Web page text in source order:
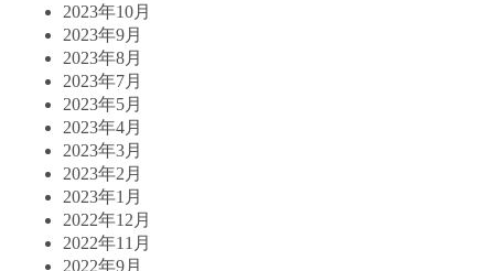
2023年10月
2023年9月
2023年8月
2023年7月
2023年5月
2023年4月
2023年3月
2023年2月
2023年1月
2022年12月
2022年11月
2022年9月